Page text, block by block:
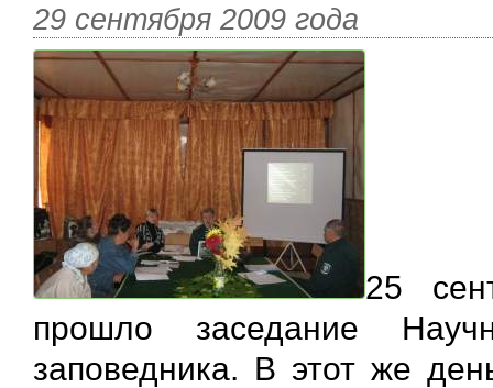
29 сентября 2009 года
25
прошло заседание
заповедника. В этот же